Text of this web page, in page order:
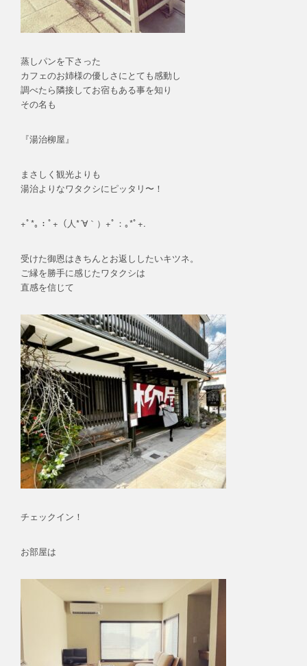
蒸しパンを下さった
カフェのお姉様の優しさにとても感動し
調べたら隣接してお宿もある事を知り
その名も
『湯治柳屋』
まさしく観光よりも
湯治よりなワタクシにピッタリ〜！
+ﾟ*｡：ﾟ+（人*´∀｀）+ﾟ：｡*ﾟ+.
受けた御恩はきちんとお返ししたいキツネ。
ご縁を勝手に感じたワタクシは
直感を信じて
チェックイン！
お部屋は